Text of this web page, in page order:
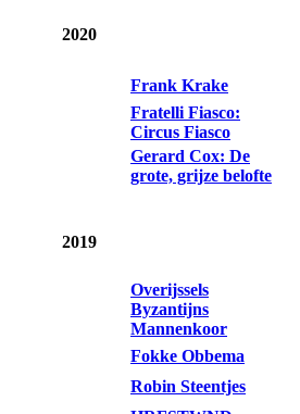
2020
Frank Krake
Fratelli Fiasco:
Circus Fiasco
Gerard Cox: De
grote, grijze belofte
2019
Overijssels
Byzantijns
Mannenkoor
Fokke Obbema
Robin Steentjes